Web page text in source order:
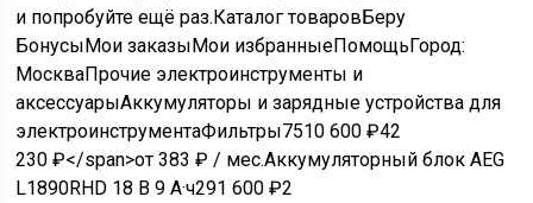
и попробуйте ещё раз.Каталог товаровБеру
БонусыМои заказыМои избранныеПомощьГород:
МоскваПрочие электроинструменты и
аксессуарыАккумуляторы и зарядные устройства для
электроинструментаФильтры7510 600 ₽42
230 ₽</span>от 383 ₽ / мес.Аккумуляторный блок AEG
L1890RHD 18 В 9 А·ч291 600 ₽2